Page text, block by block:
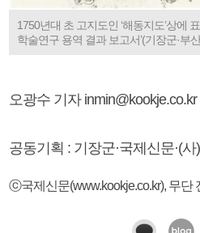
1750년대 초 고지도인 ‘해동지도’상에
학술연구 용역 결과 보고서’(기장군·부
오광수 기자 inmin@kookje.co.kr
공동기획 : 기장군·국제신문·(
ⓒ국제신문(www.kookje.co.kr), 무단